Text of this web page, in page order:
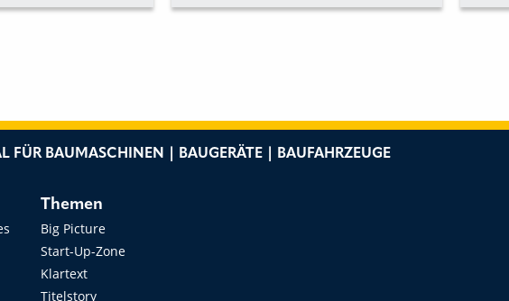
FÜR BAUMASCHINEN | BAUGERÄTE | BAUFAHRZEUGE
Themen
Big Picture
Start-Up-Zone
Klartext
Titelstory